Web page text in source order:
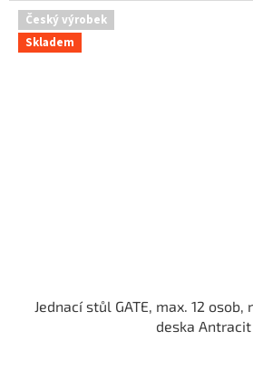
Český výrobek
Skladem
Jednací stůl GATE, max. 12 osob,
deska Antracit